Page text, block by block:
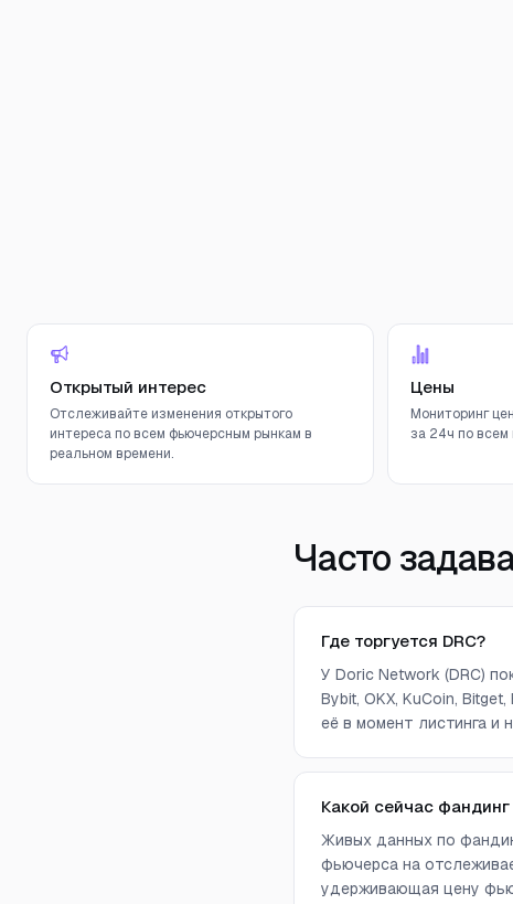
Открытый интерес
Отслеживайте изменения открытого
интереса по всем фьючерсным рынкам в
реальном времени.
Цены
Мониторинг
за 24ч по всем
Часто
Где торгуется DRC?
У Doric Network (DRC)
Bybit, OKX, KuCoin,
её в момент листинга и
Какой сейчас фандинг
Живых данных по
фьючерса на
удерживающая цену